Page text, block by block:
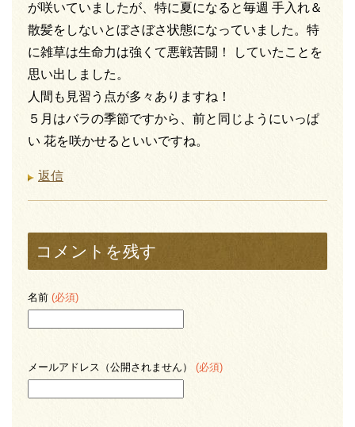
が咲いていましたが、特に夏になると毎週 手入れ＆
散髪をしないとぼさぼさ状態になっていました。特
に雑草は生命力は強くて悪戦苦闘！ していたことを
思い出しました。
人間も見習う点が多々ありますね！
５月はバラの季節ですから、前と同じようにいっぱ
い 花を咲かせるといいですね。
返信
コメントを残す
名前 (必須)
メールアドレス（公開されません） (必須)